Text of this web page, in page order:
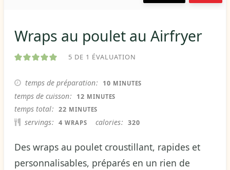
Wraps au poulet au Airfryer
5 DE 1 ÉVALUATION
temps de préparation 10 MINUTES
MINUTES
temps de cuisson 12 MINUTES
MINUTES
temps total 22 MINUTES
MINUTES
servings 4 WRAPS calories 320
Des wraps au poulet croustillant, rapides et
personnalisables, préparés en un rien de